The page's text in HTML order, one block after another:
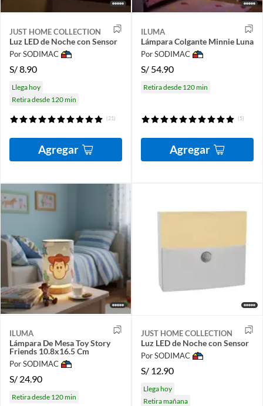
JUST HOME COLLECTION
Luz LED de Noche con Sensor
Por SODIMAC
S/8.90
Llega hoy
Retira desde 120 min
(21)
Agregar
ILUMA
Lámpara Colgante Minnie Luna
Por SODIMAC
S/ 54.90
Retira desde 120 min
(5)
Agregar
ILUMA
Lámpara De Mesa Toy Story
Friends 10.8x16.5 Cm
Por SODIMAC
S/ 24.90
Retira desde 120 min
JUST HOME COLLECTION
Luz LED de Noche con Sensor
Por SODIMAC
S/ 12.90
Llega hoy
Retira mañana